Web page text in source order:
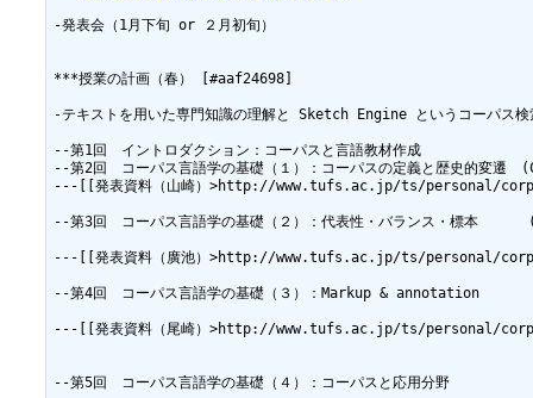
-発表会（1月下旬 or ２月初旬）
***授業の計画（春） [#aaf24698]
-テキストを用いた専門知識の理解と Sketch Engine というコーパス検
--第1回　イントロダクション：コーパスと言語教材作成
--第2回　コーパス言語学の基礎（１）：コーパスの定義と歴史的変遷
---[[発表資料（山崎）>http://www.tufs.ac.jp/ts/personal/
--第3回　コーパス言語学の基礎（２）：代表性・バランス・標
---[[発表資料（廣池）>http://www.tufs.ac.jp/ts/personal/
--第4回　コーパス言語学の基礎（３）：Markup & annotation
---[[発表資料（尾崎）>http://www.tufs.ac.jp/ts/personal/
--第5回　コーパス言語学の基礎（４）：コーパスと応用分野